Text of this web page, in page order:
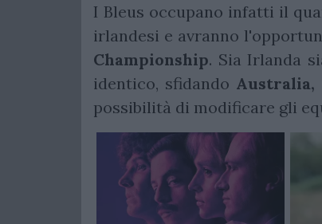
I Bleus occupano infatti il
irlandesi e avranno
Championship. Sia Irlanda
identico, sfidando Australia,
possibilità di modificare gli